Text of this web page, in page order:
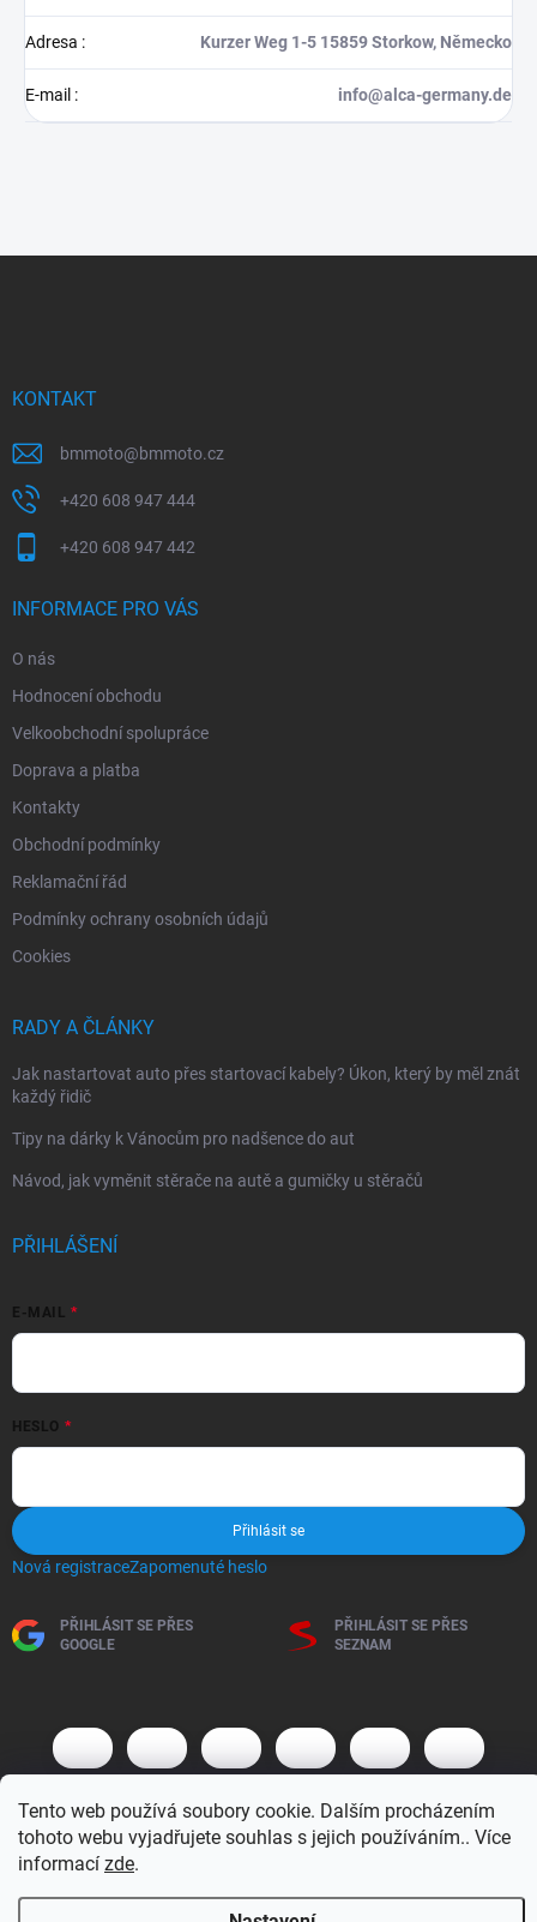
Tento web používá soubory cookie. Dalším procházením
tohoto webu vyjadřujete souhlas s jejich používáním.. Více
informací zde.
Adresa : Kurzer Weg 1-5 15859 Storkow, Německo
E-mail : info@alca-germany.de
KONTAKT
bmmoto@bmmoto.cz
+420 608 947 444
+420 608 947 442
INFORMACE PRO VÁS
O nás
Hodnocení obchodu
Velkoobchodní spolupráce
Doprava a platba
Kontakty
Obchodní podmínky
Reklamační řád
Podmínky ochrany osobních údajů
Cookies
RADY A ČLÁNKY
Jak nastartovat auto přes startovací kabely? Úkon, který by měl znát
každý řidič
Tipy na dárky k Vánocům pro nadšence do aut
Návod, jak vyměnit stěrače na autě a gumičky u stěračů
PŘIHLÁŠENÍ
E-MAIL
HESLO
Přihlásit se
Nová registraceZapomenuté heslo
PŘIHLÁSIT SE PŘES
GOOGLE
PŘIHLÁSIT SE PŘES
SEZNAM
nastavení cookies